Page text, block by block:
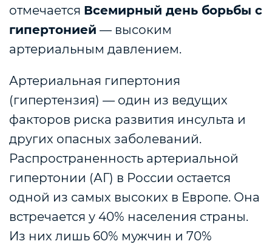
отмечается Всемирный день борьбы с
гипертонией — высоким
артериальным давлением.
Артериальная гипертония
(гипертензия) — один из ведущих
факторов риска развития инсульта и
других опасных заболеваний.
Распространенность артериальной
гипертонии (АГ) в России остается
одной из самых высоких в Европе. Она
встречается у 40% населения страны.
Из них лишь 60% мужчин и 70%